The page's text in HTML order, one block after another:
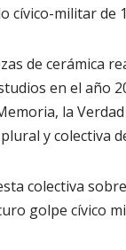
cívico-militar de
de cerámica
en el año
la
y colectiva
colectiva
golpe cívico